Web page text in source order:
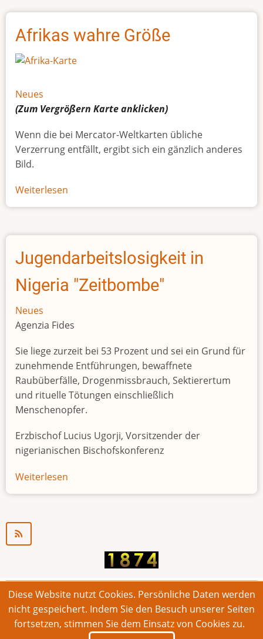
Afrikas wahre Größe
Neues
(Zum Vergrößern Karteanklicken)
Wenn die bei Mercator-Weltkarten übliche
Verzerrung entfällt, ergibt sich ein gänzlich anderes
Bild.
Weiterlesen
Afrikas
Größe
Jugendarbeitslosigkeit in
Nigeria "Zeitbombe"
Neues
Agenzia Fides
Sie liege zurzeit bei 53 Prozent und sei ein Grund für
zunehmende Entführungen, bewaffnete
Raubüberfälle, Drogenmissbrauch, Sektierertum
und rituelle Tötungen einschließlich
Menschenopfer.
Erzbischof Lucius Ugorji, Vorsitzender der
nigerianischen Bischofskonferenz
Weiterlesen
Jugendarbeitslosigkeit
© 2026 Bonner Aufruf. Alle Rechte vorbehalten.
Footer
Impressum Kontakt Intern
Diese Website nutzt Cookies. Persönliche Daten werden
nicht gespeichert. Indem Sie den Besuch unserer Seiten
fortsetzen, stimmen Sie dem Einsatz von Cookies zu.